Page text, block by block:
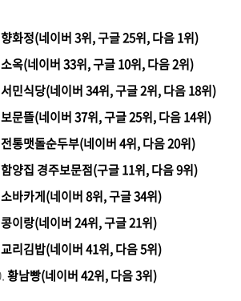
향화정(네이버 3위, 구글 25위, 다음 1위)
소옥(네이버 33위, 구글 10위, 다음 2위)
서민식당(네이버 34위, 구글 2위, 다음 18위)
보문뜰(네이버 37위, 구글 25위, 다음 14위)
전통맷돌순두부(네이버 4위, 다음 20위)
함양집 경주보문점(구글 11위, 다음 9위)
소바카게(네이버 8위, 구글 34위)
콩이랑(네이버 24위, 구글 21위)
교리김밥(네이버 41위, 다음 5위)
황남빵(네이버 42위, 다음 3위)